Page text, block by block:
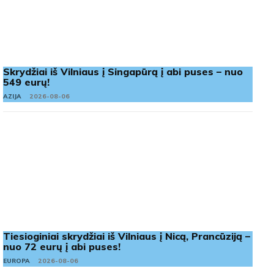
Skrydžiai iš Vilniaus į Singapūrą į abi puses – nuo
549 eurų!
AZIJA 2026-08-06
Tiesioginiai skrydžiai iš Vilniaus į Nicą, Prancūziją –
nuo 72 eurų į abi puses!
EUROPA 2026-08-06